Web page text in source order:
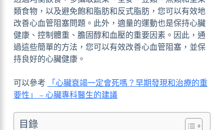
類食物，以及避免飽和脂肪和反式脂肪，您可以有效地
改善心血管阻塞問題。此外，適量的運動也是保持心臟
健康、控制體重、膽固醇和血壓的重要因素。因此，通
過這些簡單的方法，您可以有效改善心血管阻塞，並保
持良好的心臟健康。
可以參考
「心臟衰竭一定會死嗎？早期發現和治療的重
要性」 – 心臟專科醫生的建議
目錄